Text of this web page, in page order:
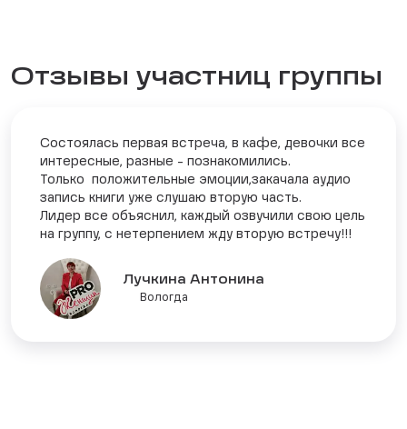
Отзывы участниц группы
Состоялась первая встреча, в кафе, девочки все
интересные, разные - познакомились.
Только положительные эмоции,закачала аудио
запись книги уже слушаю вторую часть.
Лидер все объяснил, каждый озвучили свою цель
на группу, с нетерпением жду вторую встречу!!!
Лучкина Антонина
Вологда